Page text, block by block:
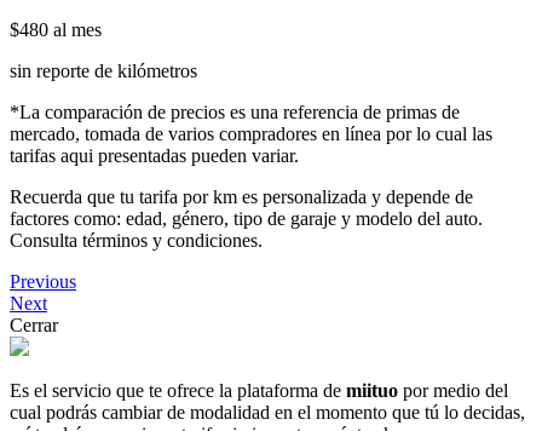
$480 al mes
sin reporte de kilómetros
*La comparación de precios es una referencia de primas de
mercado, tomada de varios compradores en línea por lo cual las
tarifas aqui presentadas pueden variar.
Recuerda que tu tarifa por km es personalizada y depende de
factores como: edad, género, tipo de garaje y modelo del auto.
Consulta términos y condiciones.
Previous
Next
Cerrar
Es el servicio que te ofrece la plataforma de miituo por medio del
cual podrás cambiar de modalidad en el momento que tú lo decidas,